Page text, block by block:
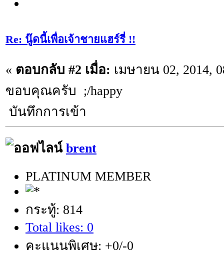
Re: นู๊ดนี้เพื่อเจ้าชายแฮร์รี่ !!
« ตอบกลับ #2 เมื่อ: เมษายน 02, 2014,
ขอบคุณครับ ;/happy
บันทึกการเข้า
brent
PLATINUM MEMBER
กระทู้: 814
Total likes: 0
คะแนนพิเศษ: +0/-0